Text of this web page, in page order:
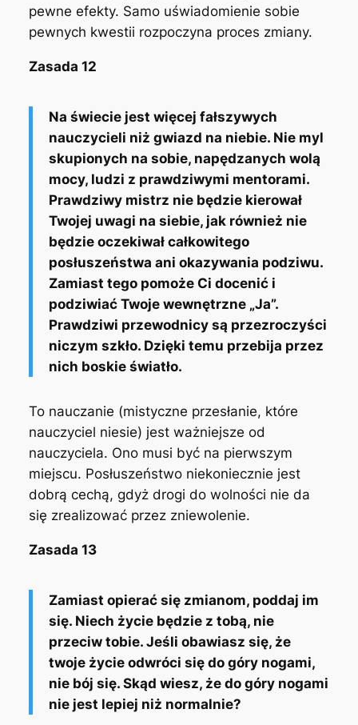
pewne efekty. Samo uświadomienie sobie
pewnych kwestii rozpoczyna proces zmiany.
Zasada 12
Na świecie jest więcej fałszywych
nauczycieli niż gwiazd na niebie. Nie myl
skupionych na sobie, napędzanych wolą
mocy, ludzi z prawdziwymi mentorami.
Prawdziwy mistrz nie będzie kierował
Twojej uwagi na siebie, jak również nie
będzie oczekiwał całkowitego
posłuszeństwa ani okazywania podziwu.
Zamiast tego pomoże Ci docenić i
podziwiać Twoje wewnętrzne „Ja”.
Prawdziwi przewodnicy są przezroczyści
niczym szkło. Dzięki temu przebija przez
nich boskie światło.
To nauczanie (mistyczne przesłanie, które
nauczyciel niesie) jest ważniejsze od
nauczyciela. Ono musi być na pierwszym
miejscu. Posłuszeństwo niekoniecznie jest
dobrą cechą, gdyż drogi do wolności nie da
się zrealizować przez zniewolenie.
Zasada 13
Zamiast opierać się zmianom, poddaj im
się. Niech życie będzie z tobą, nie
przeciw tobie. Jeśli obawiasz się, że
twoje życie odwróci się do góry nogami,
nie bój się. Skąd wiesz, że do góry nogami
nie jest lepiej niż normalnie?